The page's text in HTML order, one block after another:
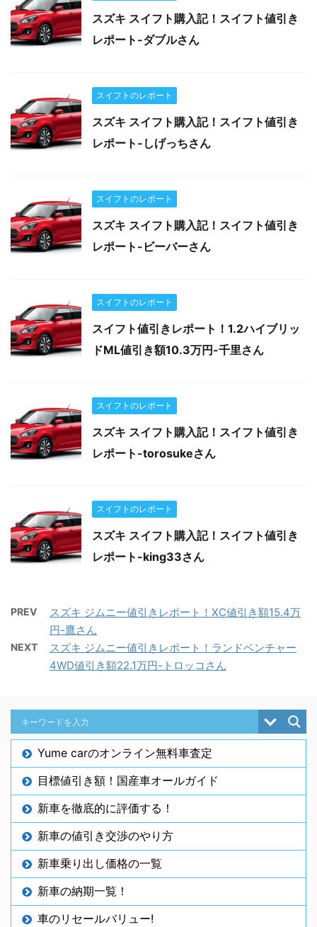
スズキ スイフト購入記！スイフト値引き
レポート-ダブルさん
スイフトのレポート
スズキ スイフト購入記！スイフト値引き
レポート-しげっちさん
スイフトのレポート
スズキ スイフト購入記！スイフト値引き
レポート-ビーバーさん
スイフトのレポート
スイフト値引きレポート！1.2ハイブリッ
ドML値引き額10.3万円-千里さん
スイフトのレポート
スズキ スイフト購入記！スイフト値引き
レポート-torosukeさん
スイフトのレポート
スズキ スイフト購入記！スイフト値引き
レポート-king33さん
PREV
スズキ ジムニー値引きレポート！XC値引き額15.4万
円-鷹さん
NEXT
スズキ ジムニー値引きレポート！ランドベンチャー
4WD値引き額22.1万円-トロッコさん
Yume carのオンライン無料車査定
目標値引き額！国産車オールガイド
新車を徹底的に評価する！
新車の値引き交渉のやり方
新車乗り出し価格の一覧
新車の納期一覧！
車のリセールバリュー!